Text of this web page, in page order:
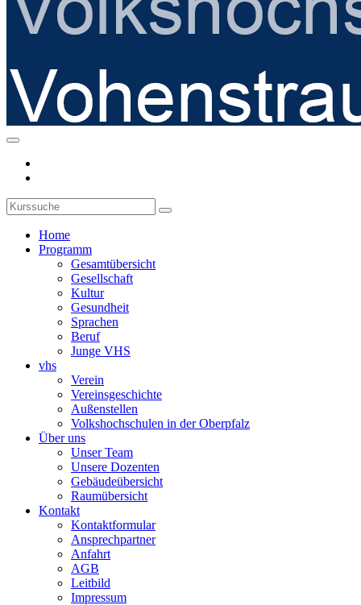
Home
Programm
Gesamtübersicht
Gesellschaft
Kultur
Gesundheit
Sprachen
Beruf
Junge VHS
vhs
Verein
Vereinsgeschichte
Außenstellen
Volkshochschulen in der Oberpfalz
Über uns
Unser Team
Unsere Dozenten
Gebäudeübersicht
Raumübersicht
Kontakt
Kontaktformular
Ansprechpartner
Anfahrt
AGB
Leitbild
Impressum